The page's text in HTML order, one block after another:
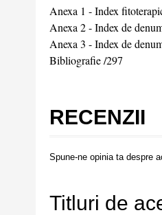
Anexa 1 - Index
Anexa 2 - Index de
Anexa 3 - Index de
Bibliografie /297
RECENZII
Spune-ne opinia ta despre
Titluri de